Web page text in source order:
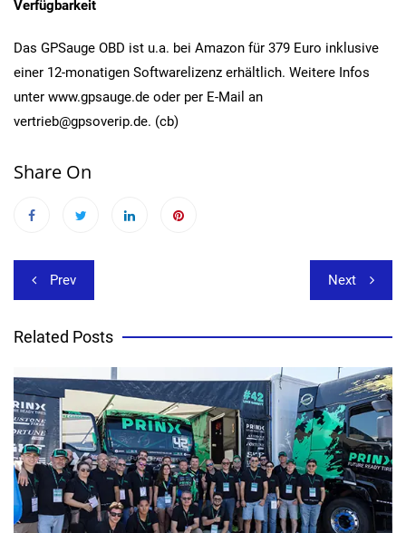
Verfügbarkeit
Das GPSauge OBD ist u.a. bei Amazon für 379 Euro inklusive
einer 12-monatigen Softwarelizenz erhältlich. Weitere Infos
unter www.gpsauge.de oder per E-Mail an
vertrieb@gpsoverip.de. (cb)
Share On
Beitragsnavigation
Prev Next
Related Posts